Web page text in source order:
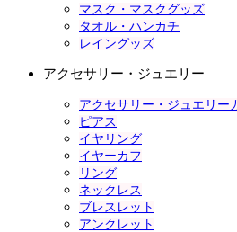
マスク・マスクグッズ
タオル・ハンカチ
レイングッズ
アクセサリー・ジュエリー
アクセサリー・ジュエリー
ピアス
イヤリング
イヤーカフ
リング
ネックレス
ブレスレット
アンクレット